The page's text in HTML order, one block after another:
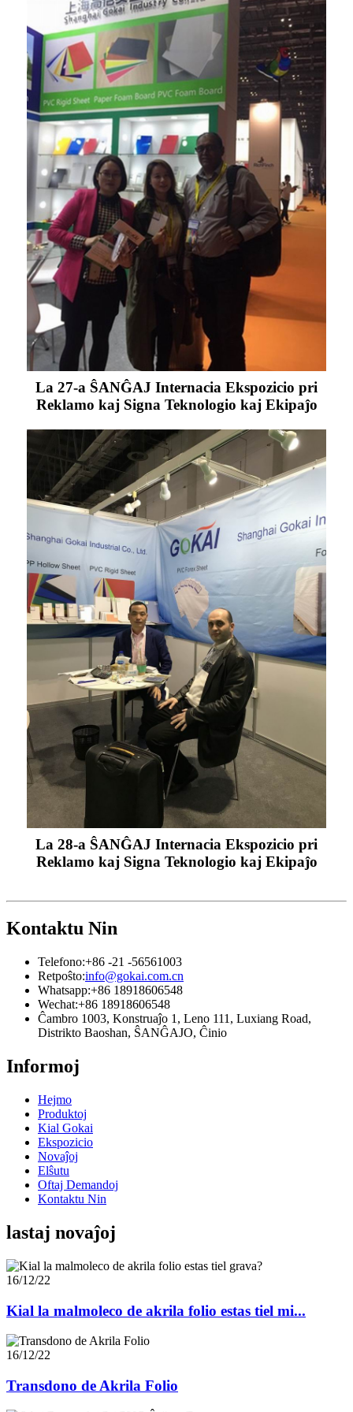
La 27-a ŜANĜAJ Internacia Ekspozicio pri
Reklamo kaj Signa Teknologio kaj Ekipaĵo
La 28-a ŜANĜAJ Internacia Ekspozicio pri
Reklamo kaj Signa Teknologio kaj Ekipaĵo
Kontaktu Nin
Telefono:+86 -21 -56561003
Retpoŝto:info@gokai.com.cn
Whatsapp:+86 18918606548
Wechat:+86 18918606548
Ĉambro 1003, Konstruaĵo 1, Leno 111, Luxiang Road,
Distrikto Baoshan, ŜANĜAJO, Ĉinio
Informoj
Hejmo
Produktoj
Kial Gokai
Ekspozicio
Novaĵoj
Elŝutu
Oftaj Demandoj
Kontaktu Nin
lastaj novaĵoj
16/12/22
Kial la malmoleco de akrila folio estas tiel mi...
16/12/22
Transdono de Akrila Folio